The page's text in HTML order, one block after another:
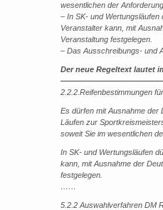
wesentlichen der
– In SK- und
Veranstalter kann, mit
Veranstaltung festgelegen.
– Das Ausschreibungs- und
Der neue Regeltext lautet
2.2.2.Reifenbestimmungen
Es dürfen mit Ausnahme der
Läufen zur
soweit Sie im wesentlichen
In SK- und Wertungsläufen
kann, mit Ausnahme der
festgelegen.
……
5.2.2 Auswahlverfahren DM